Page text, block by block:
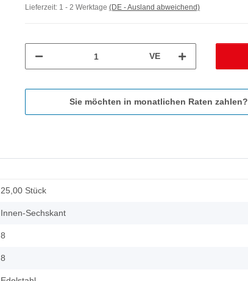
Lieferzeit: 1 - 2 Werktage (DE - Ausland abweichend)
VE
Sie möchten in monatlichen Raten zahlen?
25,00 Stück
Innen-Sechskant
8
8